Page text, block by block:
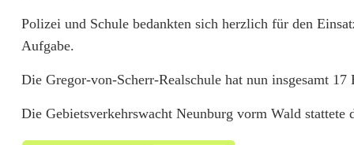
i
c
h
e
r
Polizei und Schule bedankten sich herzlich für den
Aufgabe.
Die Gregor-von-Scherr-Realschule hat nun insgesamt 17
Die Gebietsverkehrswacht Neunburg vorm Wald stattete